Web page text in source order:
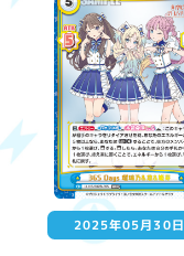
2025年05月30日